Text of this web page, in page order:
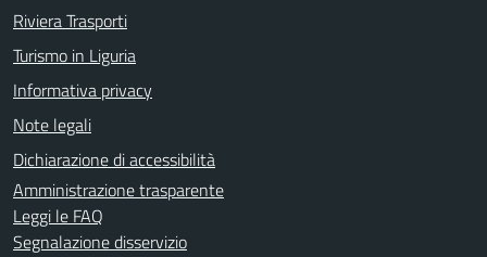
Riviera Trasporti
Turismo in Liguria
Informativa privacy
Note legali
Dichiarazione di accessibilità
Amministrazione trasparente
Leggi le FAQ
Segnalazione disservizio